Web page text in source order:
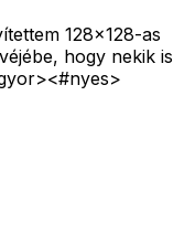
128×128-as
hogy nekik is
<#nyes>